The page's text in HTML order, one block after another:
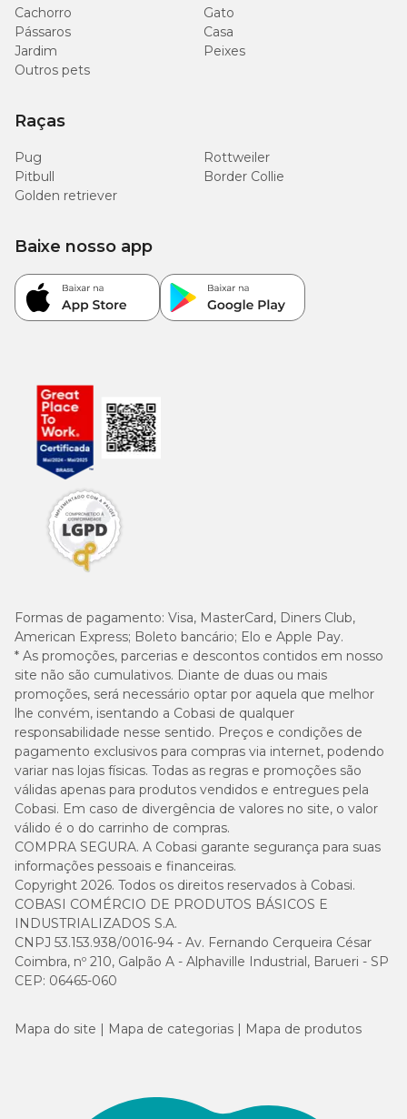
Cachorro
Gato
Pássaros
Casa
Jardim
Peixes
Outros pets
Raças
Pug
Rottweiler
Pitbull
Border Collie
Golden retriever
Formas de pagamento: Visa, MasterCard, Diners Club,
American Express; Boleto bancário; Elo e Apple Pay.
* As promoções, parcerias e descontos contidos em nosso
site não são cumulativos. Diante de duas ou mais
promoções, será necessário optar por aquela que melhor
lhe convém, isentando a Cobasi de qualquer
responsabilidade nesse sentido. Preços e condições de
pagamento exclusivos para compras via internet, podendo
variar nas lojas físicas. Todas as regras e promoções são
válidas apenas para produtos vendidos e entregues pela
Cobasi. Em caso de divergência de valores no site, o valor
válido é o do carrinho de compras.
COMPRA SEGURA. A Cobasi garante segurança para suas
informações pessoais e financeiras.
Copyright 2026. Todos os direitos reservados à Cobasi.
COBASI COMÉRCIO DE PRODUTOS BÁSICOS E
INDUSTRIALIZADOS S.A.
CNPJ 53.153.938/0016-94 - Av. Fernando Cerqueira César
Coimbra, nº 210, Galpão A - Alphaville Industrial, Barueri - SP
CEP: 06465-060
Baixe nosso app
Mapa do site Mapa de categorias Mapa de produtos